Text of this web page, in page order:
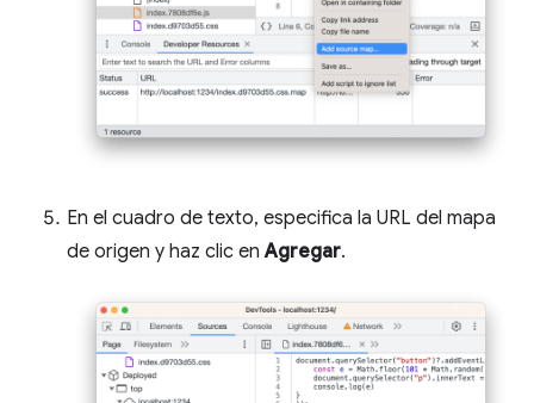
En el cuadro de texto, especifica la URL del mapa
de origen y haz clic enAgregar.